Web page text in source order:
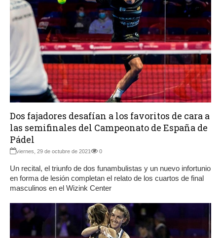
Dos fajadores desafían a los favoritos de cara a
las semifinales del Campeonato de España de
Pádel
viernes, 29 de octubre de 2021 0
Un recital, el triunfo de dos funambulistas y un nuevo infortunio
en forma de lesión completan el relato de los cuartos de final
masculinos en el Wizink Center